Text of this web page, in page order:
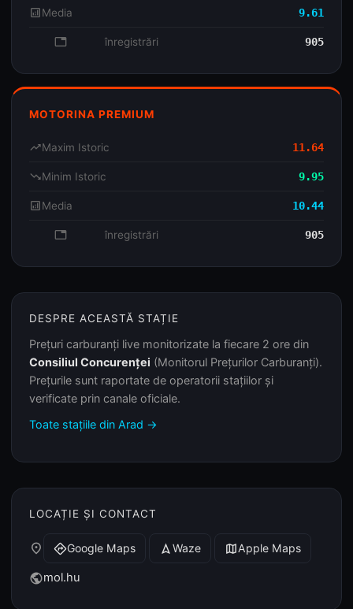
analyticsMedia 9.61
database înregistrări 905
MOTORINA PREMIUM
trending_upMaxim Istoric 11.64
trending_downMinim Istoric 9.95
analyticsMedia 10.44
database înregistrări 905
DESPRE ACEASTĂ STAȚIE
Prețuri carburanți live monitorizate la fiecare 2 ore din
Consiliul Concurenței (Monitorul Prețurilor Carburanți).
Prețurile sunt raportate de operatorii stațiilor și
verificate prin canale oficiale.
Toate stațiile din Arad →
LOCAȚIE ȘI CONTACT
place directionsGoogle Maps navigation Waze mapApple Maps
publicmol.hu